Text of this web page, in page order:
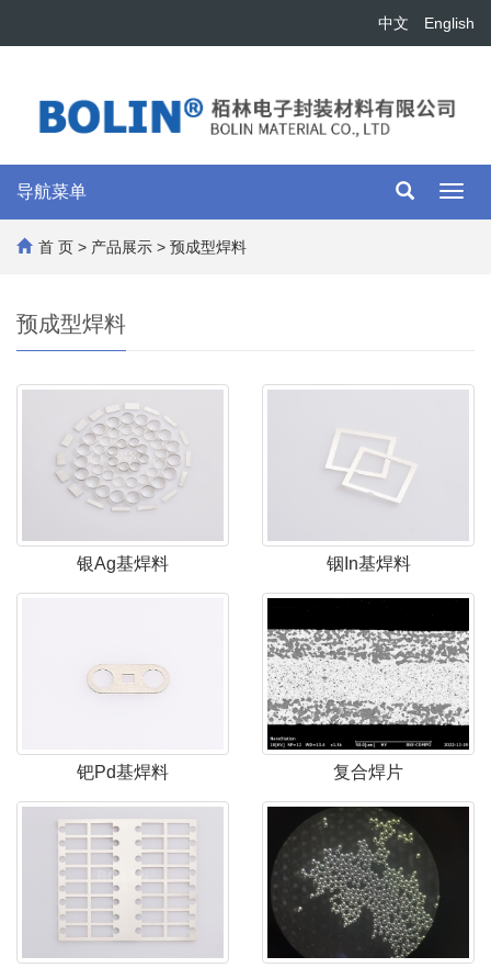
English
中文
导航菜单
首 页 > 产品展示 > 预成型焊料
预成型焊料
银Ag基焊料 铟In基焊料
钯Pd基焊料 复合焊片